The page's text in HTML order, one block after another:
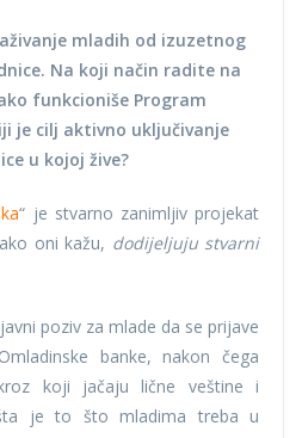
mladih od izuzetnog
Na koji način radite na
funkcioniše Program
je cilj aktivno uključivanje
u kojoj žive?
“ je stvarno zanimljiv projekat
oni kažu, dodijeljuju stvarni
poziv za mlade da se prijave
banke, nakon čega
koji jačaju lične veštine i
je to što mladima treba u